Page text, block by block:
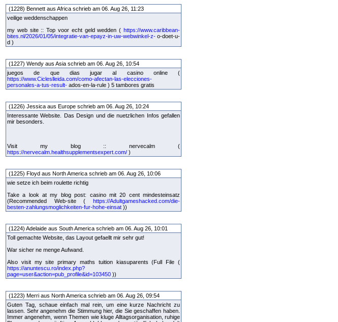
(1228) Bennett aus Africa schrieb am 06. Aug 26, 11:23
veilige weddenschappen
my web site :: Top voor echt geld wedden ( https://www.caribbean-
bites.nl/2026/01/05/integratie-van-epayz-in-uw-webwinkel-z- o-doet-u-
d )
(1227) Wendy aus Asia schrieb am 06. Aug 26, 10:54
juegos de que dias jugar al casino online (
https://www.Cicleslleida.com/como-afectan-las-elecciones-
personales-a-tus-result- ados-en-la-rule ) 5 tambores gratis
(1226) Jessica aus Europe schrieb am 06. Aug 26, 10:24
Interessante Website. Das Design und die nuetzlichen Infos gefallen
mir besonders.
Visit my blog :: nervecalm (
https://nervecalm.healthsupplementsexpert.com/ )
(1225) Floyd aus North America schrieb am 06. Aug 26, 10:06
wie setze ich beim roulette richtig
Take a look at my blog post: casino mit 20 cent mindesteinsatz
(Recommended Web-site ( https://Adultgameshacked.com/die-
besten-zahlungsmoglichkeiten-fur-hohe-einsat ))
(1224) Adelaide aus South America schrieb am 06. Aug 26, 10:01
Toll gemachte Website, das Layout gefaellt mir sehr gut!
War sicher ne menge Aufwand.
Also visit my site primary maths tuition kiasuparents (Full File (
https://anuntescu.ro/index.php?
page=user&action=pub_profile&id=103450 ))
(1223) Merri aus North America schrieb am 06. Aug 26, 09:54
Guten Tag, schaue einfach mal rein, um eine kurze Nachricht zu
lassen. Sehr angenehm die Stimmung hier, die Sie geschaffen haben.
Immer angenehm, wenn Themen wie kluge Alltagsorganisation, ruhige